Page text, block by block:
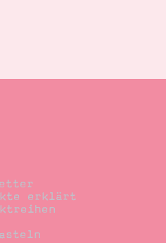
erklärt